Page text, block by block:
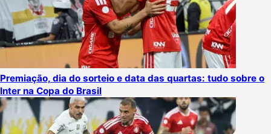
Premiação, dia do sorteio e data das quartas: tudo sobre o
Inter na Copa do Brasil